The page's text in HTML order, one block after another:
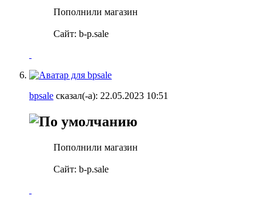
Пополнили магазин
Сайт: b-p.sale
bpsale сказал(-а): 22.05.2023 10:51
Пополнили магазин
Сайт: b-p.sale